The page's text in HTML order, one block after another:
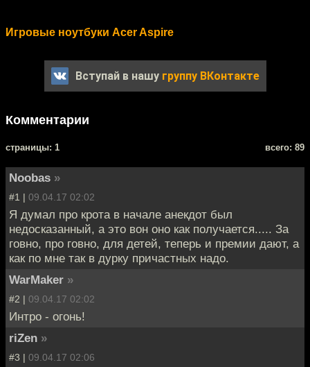
Игровые ноутбуки Acer Aspire
Вступай в нашу группу ВКонтакте
Комментарии
cтраницы: 1 всего: 89
Noobas »
#1 | 09.04.17 02:02
Я думал про крота в начале анекдот был
недосказанный, а это вон оно как получается..... За
говно, про говно, для детей, теперь и премии дают, а
как по мне так в дурку причастных надо.
WarMaker »
#2 | 09.04.17 02:02
Интро - огонь!
riZen »
#3 | 09.04.17 02:06